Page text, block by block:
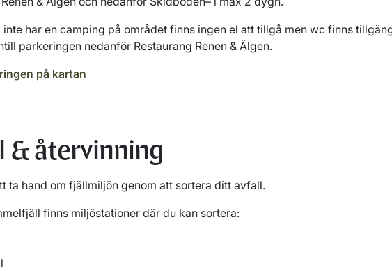
inte har en camping på området finns ingen el att tillgå men wc finns
parkeringen nedanför Restaurang Renen & Älgen.
på kartan
& återvinning
ta hand om fjällmiljön genom att sortera ditt avfall.
finns miljöstationer där du kan sortera: